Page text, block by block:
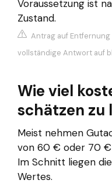
Voraussetzung ist
Zustand.
Antrag auf
vollständige Antwort auf
Wie viel
schätzen zu
Meist nehmen
von 60 € oder 70 €
Im Schnitt liegen
Wertes.